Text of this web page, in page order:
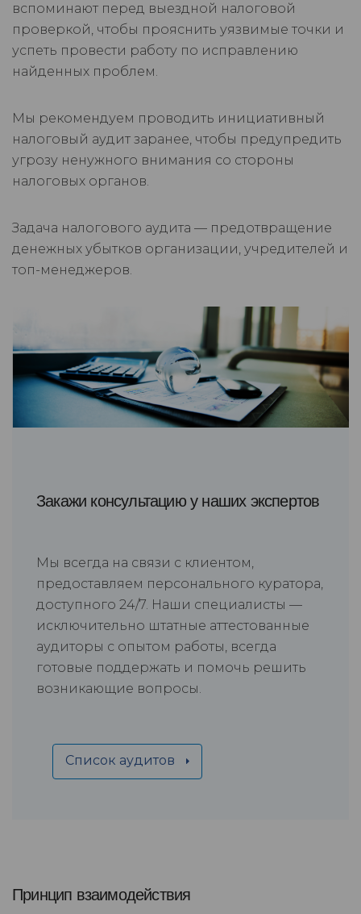
вспоминают перед выездной налоговой
проверкой, чтобы прояснить уязвимые точки и
успеть провести работу по исправлению
найденных проблем.
Мы рекомендуем проводить инициативный
налоговый аудит заранее, чтобы предупредить
угрозу ненужного внимания со стороны
налоговых органов.
Задача налогового аудита — предотвращение
денежных убытков организации, учредителей и
топ-менеджеров.
Закажи консультацию у наших экспертов
Мы всегда на связи с клиентом,
предоставляем персонального куратора,
доступного 24/7. Наши специалисты —
исключительно штатные аттестованные
аудиторы с опытом работы, всегда
готовые поддержать и помочь решить
возникающие вопросы.
Список аудитов
Принцип взаимодействия